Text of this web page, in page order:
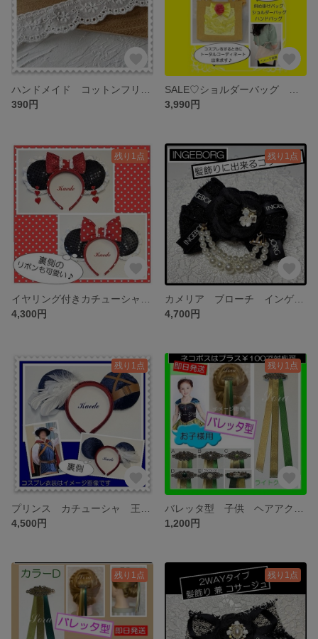
390円
3,990円
残り1点
4,300円
残り1点
4,700円
残り1点
4,500円
残り1点
1,200円
残り1点 残り1点